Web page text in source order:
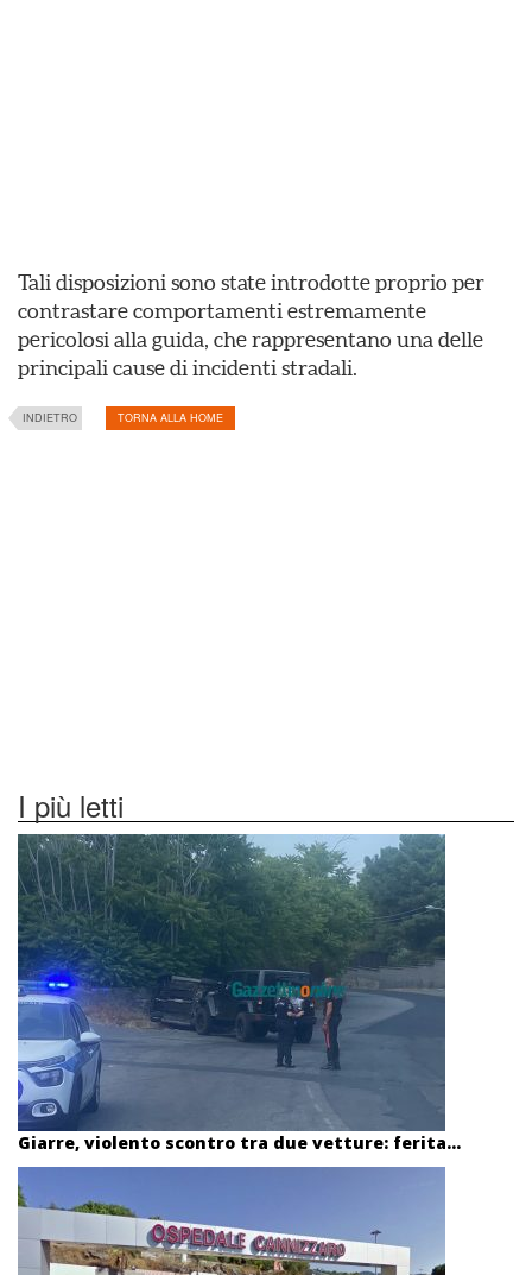
Tali disposizioni sono state introdotte proprio per
contrastare comportamenti estremamente
pericolosi alla guida, che rappresentano una delle
principali cause di incidenti stradali.
INDIETRO TORNA ALLA HOME
I più letti
Giarre, violento scontro tra due vetture: ferita...